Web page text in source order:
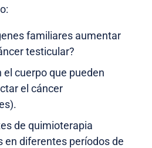
familiares aumentar
testicular?
el cuerpo que pueden
el cáncer
de quimioterapia
en diferentes períodos de